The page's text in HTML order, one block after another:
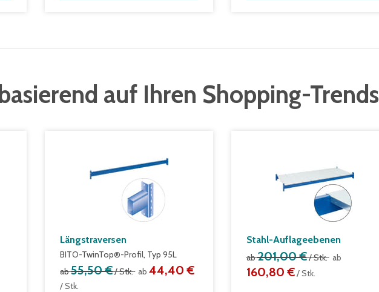
auf Ihren Shopping-Trends
Längstraversen
BITO-TwinTop®-Profil, Typ 95L
ab55,50 €/ Stk. ab44,40 €
/ Stk.
Stahl-Auflageebenen
ab201,00 €/ Stk. ab
160,80 €/ Stk.